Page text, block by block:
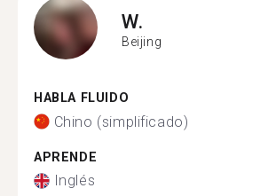
W.
Beijing
HABLA FLUIDO
Chino (simplificado)
APRENDE
Inglés